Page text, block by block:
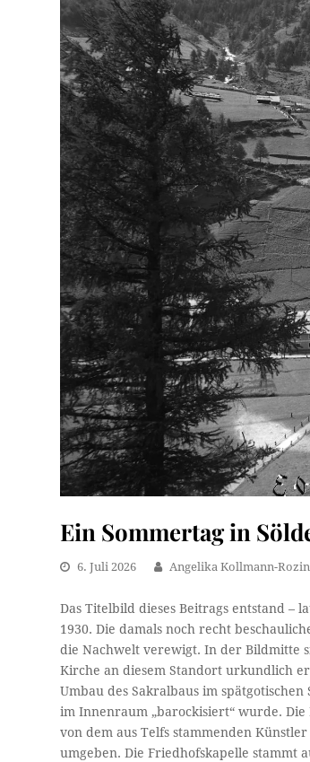
Ein Sommertag in
6. Juli 2026 Angelika Kollmann-Rozin
Das Titelbild dieses Beitrags entstand –
1930. Die damals noch recht
die Nachwelt verewigt. In der Bildmitte
Kirche an diesem Standort urkundlich
Umbau des Sakralbaus im
im Innenraum „barockisiert“ wurde.
von dem aus Telfs stammenden
umgeben. Die Friedhofskapelle stammt